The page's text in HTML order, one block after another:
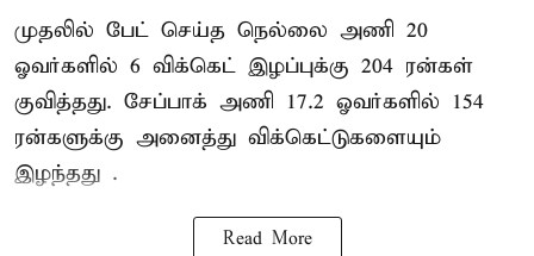
முதலில் பேட் செய்த நெல்லை அணி 20
ஓவர்களில் 6 விக்கெட் இழப்புக்கு 204 ரன்கள்
குவித்தது. சேப்பாக் அணி 17.2 ஓவர்களில் 154
ரன்களுக்கு அனைத்து விக்கெட்டுகளையும்
இழந்தது .
Read More